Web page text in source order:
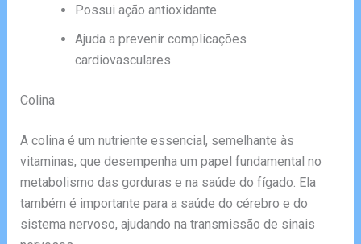
Possui ação antioxidante
Ajuda a prevenir complicações
cardiovasculares
Colina
A colina é um nutriente essencial, semelhante às
vitaminas, que desempenha um papel fundamental no
metabolismo das gorduras e na saúde do fígado. Ela
também é importante para a saúde do cérebro e do
sistema nervoso, ajudando na transmissão de sinais